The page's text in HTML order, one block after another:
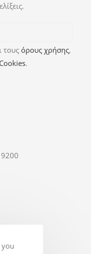
τους όρους χρήσης,
Cookies.